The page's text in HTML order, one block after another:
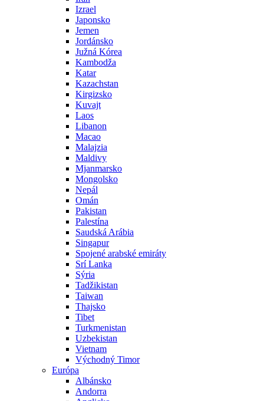
Izrael
Japonsko
Jemen
Jordánsko
Južná Kórea
Kambodža
Katar
Kazachstan
Kirgizsko
Kuvajt
Laos
Libanon
Macao
Malajzia
Maldivy
Mjanmarsko
Mongolsko
Nepál
Omán
Pakistan
Palestína
Saudská Arábia
Singapur
Spojené arabské emiráty
Srí Lanka
Sýria
Tadžikistan
Taiwan
Thajsko
Tibet
Turkmenistan
Uzbekistan
Vietnam
Východný Timor
Európa
Albánsko
Andorra